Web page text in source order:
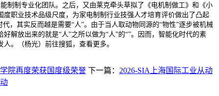
制制专业化团队。之后，又由莱克牵头草拟了《电机制做工》和《小
度职业技术品级尺度，为家电制制行业技强人才培育评价做出了凸起
代，其实反而越是需要“人”。由于当人取动物同源的“物性”逐步被机械
解放出来的就是“人”之所以做为“人”的“”。因而，智能化时代的素
。（杨光）前往搜狐，查看更多。
院再度荣获国度级荣誉 下一篇： 2026-SIA上海国际工业从动